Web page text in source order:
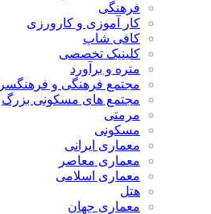
فرهنگی
کار آموزی و کارورزی
کافی شاپ
کلینیک تخصصی
متره و برآورد
مجتمع فرهنگی و فرهنگسرا
مجتمع های مسکونی بزرگ
مرمتی
مسکونی
معماری ایرانی
معماری معاصر
معماری اسلامی
هتل
معماری جهان